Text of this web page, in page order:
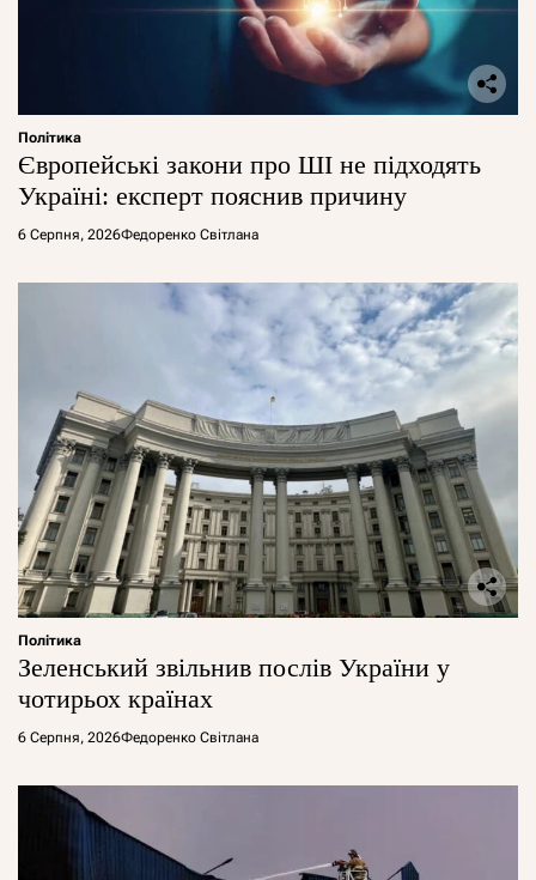
Політика
Європейські закони про ШІ не підходять
Україні: експерт пояснив причину
6 Серпня, 2026Федоренко Світлана
Політика
Зеленський звільнив послів України у
чотирьох країнах
6 Серпня, 2026Федоренко Світлана